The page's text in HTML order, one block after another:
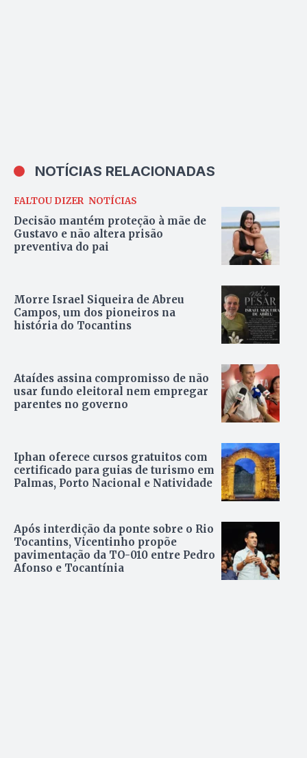
NOTÍCIAS RELACIONADAS
FALTOU DIZER NOTÍCIAS
Decisão mantém proteção à mãe de
Gustavo e não altera prisão
preventiva do pai
Morre Israel Siqueira de Abreu
Campos, um dos pioneiros na
história do Tocantins
Ataídes assina compromisso de não
usar fundo eleitoral nem empregar
parentes no governo
Iphan oferece cursos gratuitos com
certificado para guias de turismo em
Palmas, Porto Nacional e Natividade
Após interdição da ponte sobre o Rio
Tocantins, Vicentinho propõe
pavimentação da TO-010 entre Pedro
Afonso e Tocantínia